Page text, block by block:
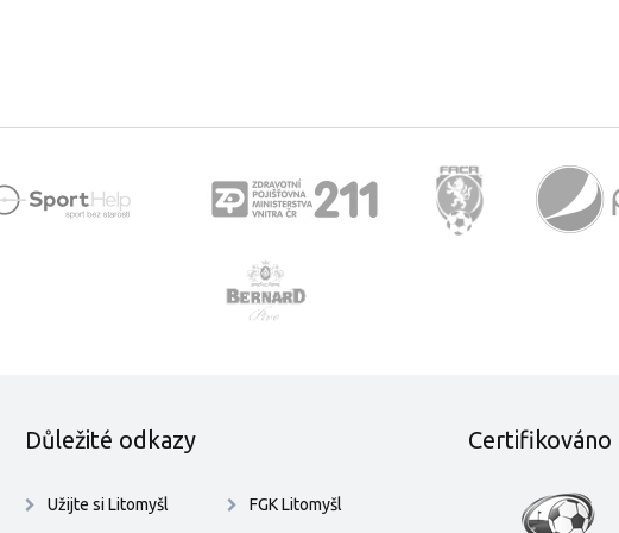
Důležité odkazy
Užijte si Litomyšl FGK Litomyšl
Certifikováno